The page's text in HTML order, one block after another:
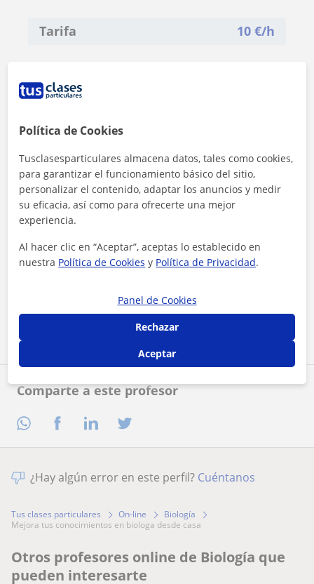
Comparte a este profesor
Tarifa 10 €/h
Contactar ahora
¿Hay algún error en este perfil? Cuéntanos
Tus clases particulares On-line
Biología
mejora tus conocimientos en biologa desde casa
Otros profesores online de Biología que
pueden interesarte
Política de Cookies
Tusclasesparticulares almacena datos, tales como cookies,
para garantizar el funcionamiento básico del sitio,
personalizar el contenido, adaptar los anuncios y medir
su eficacia, así como para ofrecerte una mejor
experiencia.
Al hacer clic en “Aceptar”, aceptas lo establecido en
nuestra Política de Cookies y Política de Privacidad.
Panel de Cookies
Rechazar
Aceptar